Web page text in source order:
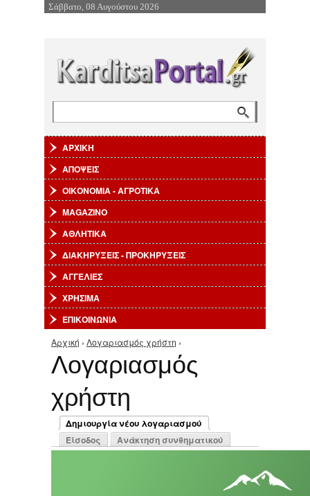
Επιστροφή στην Πλοήγηση
Σάββατο, 08 Αυγούστου 2026
ΑΡΧΙΚΗ
ΑΠΟΨΕΙΣ
ΟΙΚΟΝΟΜΙΑ - ΑΓΡΟΤΙΚΑ
MAGAZINO
ΑΘΛΗΤΙΚΑ
ΔΙΑΚΗΡΥΞΕΙΣ - ΠΡΟΚΗΡΥΞΕΙΣ
ΑΓΓΕΛΙΕΣ
ΧΡΗΣΙΜΑ
ΕΠΙΚΟΙΝΩΝΙΑ
Είστε εδώ
Αρχική › Λογαριασμός χρήστη ›
Λογαριασμός
χρήστη
Πρωτεύουσες καρτέλες
Δημιουργία νέου λογαριασμού
(ενεργή καρτέλα)
Είσοδος Ανάκτηση συνθηματικού